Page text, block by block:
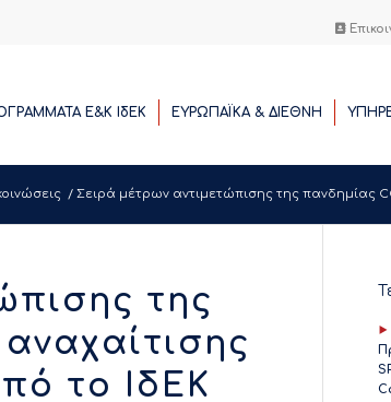
E&K ΙδΕΚ ΕΥΡΩΠΑΪΚΑ & ΔΙΕΘΝΗ
/ Σειρά μέτρων αντιμετώπισης της πανδημίας
της
το ΙδΕΚ